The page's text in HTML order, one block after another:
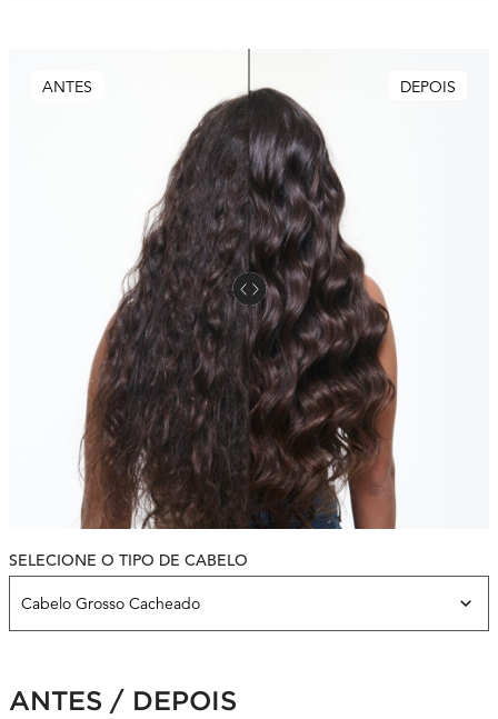
DEPOIS
ANTES
SELECIONE O TIPO DE CABELO
Cabelo Grosso Cacheado
ANTES / DEPOIS